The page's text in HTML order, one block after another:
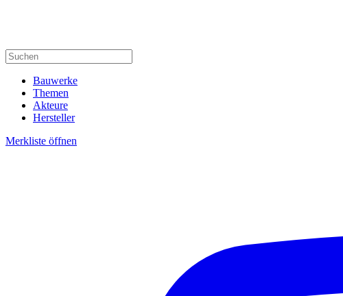
Bauwerke
Themen
Akteure
Hersteller
Merkliste öffnen